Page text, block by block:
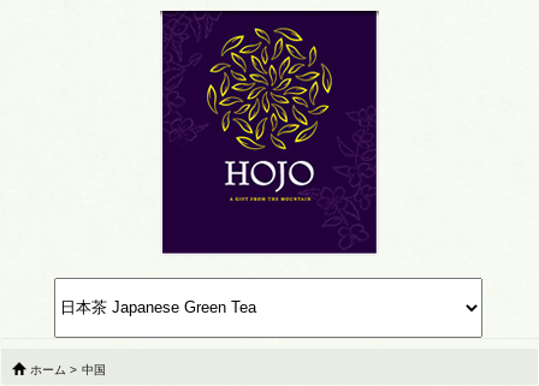
ホーム > 中国